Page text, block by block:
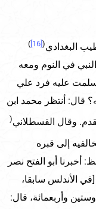
البغدادي(
)
في النوم ومعه
عليه فرد علي
قال: أنتظر محمد ابن
وقال القسطلاني(
إلى قبره
أخبرنا أبو الفتح نصر
الأندلس سابقا،
وأربعمائة، قال: